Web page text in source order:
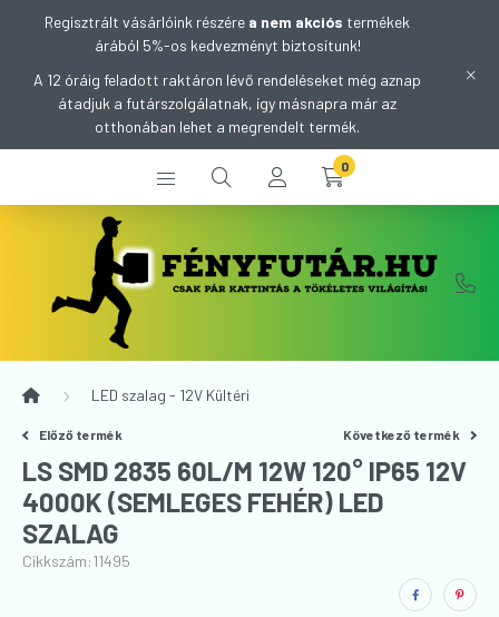
Regisztrált vásárlóink részére a nem akciós termékek
árából 5%-os kedvezményt biztosítunk!
A 12 óráig feladott raktáron lévő rendeléseket még aznap
átadjuk a futárszolgálatnak, így másnapra már az
otthonában lehet a megrendelt termék.
0
LED szalag - 12V Kültéri
Előző termék Következő termék
LS SMD 2835 60L/M 12W 120° IP65 12V
4000K (SEMLEGES FEHÉR) LED
SZALAG
Cikkszám:11495